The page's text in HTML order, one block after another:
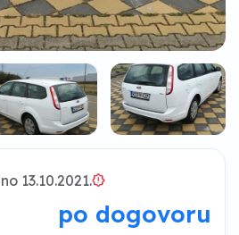
13.10.2021.brightness_alert
po dogovoru